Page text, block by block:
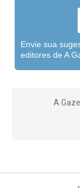
Envie sua
editores de A
A